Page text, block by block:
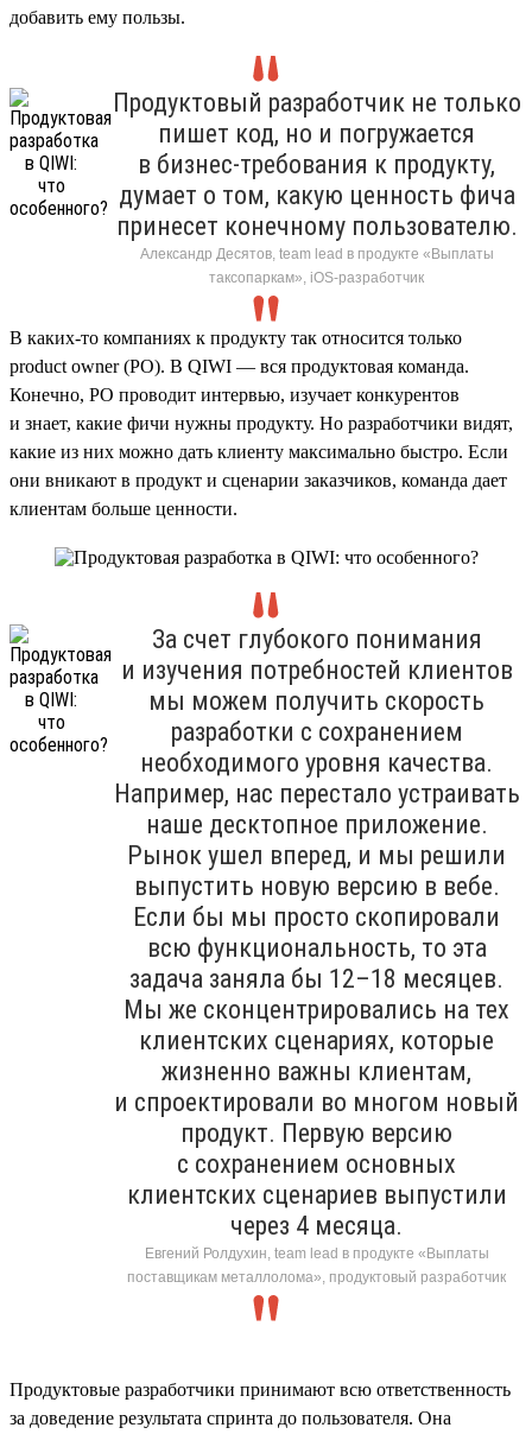
добавить ему пользы.
Продуктовый разработчик не только
пишет код, но и погружается
в бизнес-требования к продукту,
думает о том, какую ценность фича
принесет конечному пользователю.
Александр Десятов, team lead в продукте «Выплаты
таксопаркам», iOS-разработчик
В каких-то компаниях к продукту так относится только
product owner (PO). В QIWI — вся продуктовая команда.
Конечно, PO проводит интервью, изучает конкурентов
и знает, какие фичи нужны продукту. Но разработчики видят,
какие из них можно дать клиенту максимально быстро. Если
они вникают в продукт и сценарии заказчиков, команда дает
клиентам больше ценности.
За счет глубокого понимания
и изучения потребностей клиентов
мы можем получить скорость
разработки с сохранением
необходимого уровня качества.
Например, нас перестало устраивать
наше десктопное приложение.
Рынок ушел вперед, и мы решили
выпустить новую версию в вебе.
Если бы мы просто скопировали
всю функциональность, то эта
задача заняла бы 12–18 месяцев.
Мы же сконцентрировались на тех
клиентских сценариях, которые
жизненно важны клиентам,
и спроектировали во многом новый
продукт. Первую версию
с сохранением основных
клиентских сценариев выпустили
через 4 месяца.
Евгений Ролдухин, team lead в продукте «Выплаты
поставщикам металлолома», продуктовый разработчик
Продуктовые разработчики принимают всю ответственность
за доведение результата спринта до пользователя. Она